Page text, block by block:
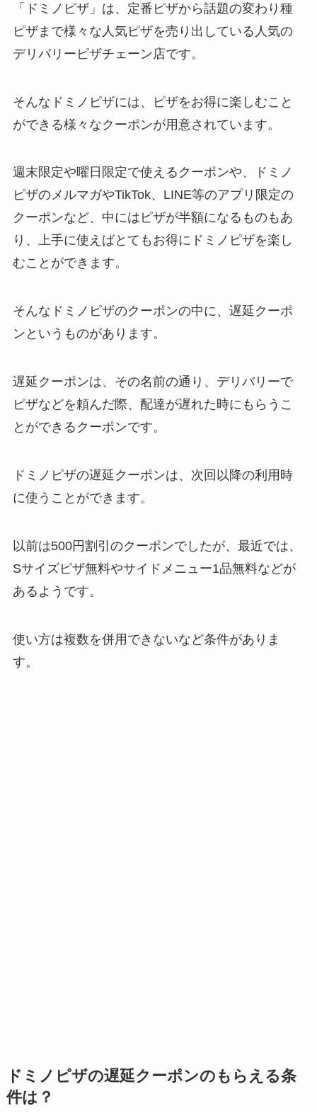
「ドミノピザ」は、定番ピザから話題の変わり種
ピザまで様々な人気ピザを売り出している人気の
デリバリーピザチェーン店です。
そんなドミノピザには、ピザをお得に楽しむこと
ができる様々なクーポンが用意されています。
週末限定や曜日限定で使えるクーポンや、ドミノ
ピザのメルマガやTikTok、LINE等のアプリ限定の
クーポンなど、中にはピザが半額になるものもあ
り、上手に使えばとてもお得にドミノピザを楽し
むことができます。
そんなドミノピザのクーポンの中に、遅延クーポ
ンというものがあります。
遅延クーポンは、その名前の通り、デリバリーで
ピザなどを頼んだ際、配達が遅れた時にもらうこ
とができるクーポンです。
ドミノピザの遅延クーポンは、次回以降の利用時
に使うことができます。
以前は500円割引のクーポンでしたが、最近では、
Sサイズピザ無料やサイドメニュー1品無料などが
あるようです。
使い方は複数を併用できないなど条件がありま
す。
ドミノピザの遅延クーポンのもらえる条
件は？